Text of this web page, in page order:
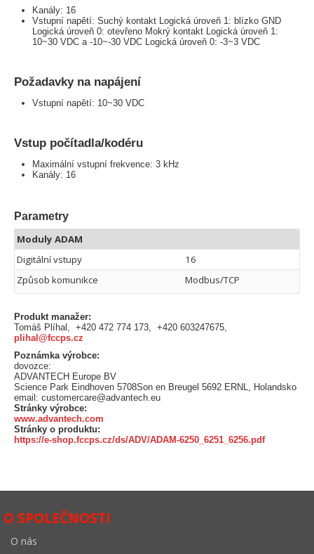
Kanály: 16
Vstupní napětí: Suchý kontakt Logická úroveň 1: blízko GND
Logická úroveň 0: otevřeno Mokrý kontakt Logická úroveň 1:
10~30 VDC a -10~-30 VDC Logická úroveň 0: -3~3 VDC
Požadavky na napájení
Vstupní napětí: 10~30 VDC
Vstup počítadla/kodéru
Maximální vstupní frekvence: 3 kHz
Kanály: 16
Parametry
Moduly ADAM
Digitální vstupy
16
Způsob komunikce
Modbus/TCP
Produkt manažer:
Tomáš Plíhal, +420 472 774 173, +420 603247675,
plihal@fccps.cz
Poznámka výrobce:
dovozce:
ADVANTECH Europe BV
Science Park Eindhoven 5708Son en Breugel 5692 ERNL, Holandsko
email: customercare@advantech.eu
Stránky výrobce:
www.advantech.com
Stránky o produktu:
https://e-shop.fccps.cz/ds/ADV/ADAM-6250_6251_6256.pdf
O SPOLEČNOSTI
O nás